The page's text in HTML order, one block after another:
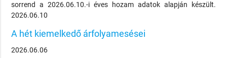
sorrend a 2026.06.10.-i éves hozam adatok alapján készült.
2026.06.10
A hét kiemelkedő árfolyamesései
2026.06.06